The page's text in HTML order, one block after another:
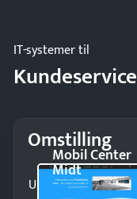
IT-systemer til
Kundeservice
Omstilling
Mobil Center
Midt
Undgå tabte opkald